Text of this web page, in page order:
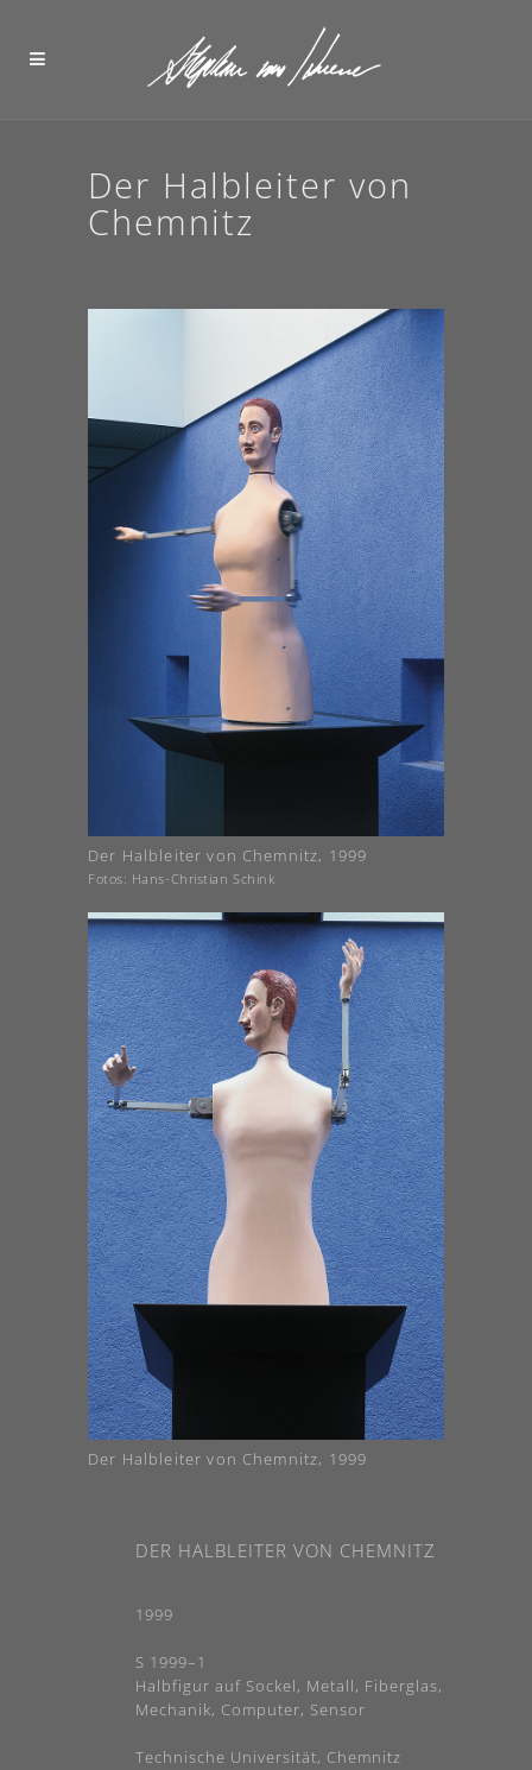
Der Halbleiter von
Chemnitz
Der Halbleiter von Chemnitz, 1999
Fotos: Hans-Christian Schink
Der Halbleiter von Chemnitz, 1999
DER HALBLEITER VON CHEMNITZ
1999
S 1999–1
Halbfigur auf Sockel, Metall, Fiberglas,
Mechanik, Computer, Sensor
Technische Universität, Chemnitz